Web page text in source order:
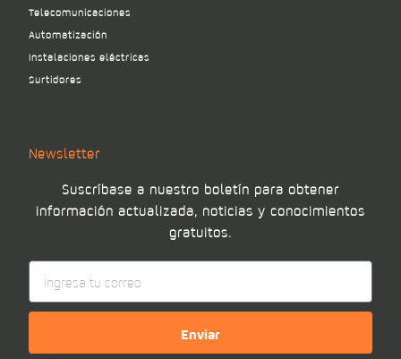
Telecomunicaciones
Automatización
Instalaciones eléctricas
Surtidores
Newsletter
Suscríbase a nuestro boletín para obtener
información actualizada, noticias y conocimientos
gratuitos.
Enviar